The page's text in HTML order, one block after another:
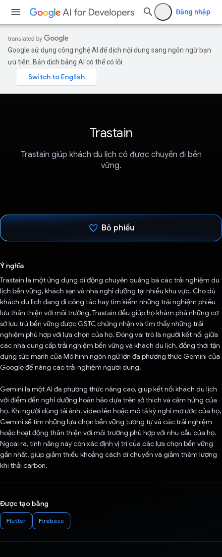
Đăng nhập
Google sử dụng công nghệ AI để dịch nội dung sang ngôn ngữ bạn
ưu tiên. Bản dịch bằng AI có thể có lỗi.
Trastain
Trastain giúp khách du lịch có được chuyến đi bền
vững.
Bỏ phiếu
Ý nghĩa
Trastain là một ứng dụng di động chuyên quảng bá các trải nghiệm du
lịch bền vững, khách sạn và nhà nghỉ dưỡng tại nhiều khu vực. Cho dù
khách du lịch đang đi công tác hay tìm kiếm những trải nghiệm phiêu
lưu thân thiện với môi trường, Trastain đều giúp họ khám phá những cơ
sở lưu trú bền vững được GSTC chứng nhận và tìm thấy những trải
nghiệm phù hợp với lựa chọn của họ. Đóng vai trò là người kết nối giữa
các nhà cung cấp trải nghiệm bền vững và khách du lịch, đồng thời tận
dụng sức mạnh của Mô hình ngôn ngữ lớn đa phương thức Gemini của
Google để nâng cao trải nghiệm người dùng.
Gemini là một AI đa phương thức nâng cao, giúp kết nối khách du lịch
với điểm đến nghỉ dưỡng hoàn hảo dựa trên sở thích và cảm hứng của
họ. Khi người dùng tải ảnh, video lên hoặc mô tả kỳ nghỉ mơ ước của họ,
Gemini sẽ tìm những lựa chọn bền vững tương tự và các trải nghiệm
hoặc hoạt động thân thiện với môi trường phù hợp với nhu cầu của họ.
Ngoài ra, tính năng này còn xác định vị trí của các lựa chọn bền vững
gần nhất, giúp giảm thiểu khoảng cách di chuyển và giảm thêm lượng
khí thải carbon.
Được tạo bằng
Flutter Firebase